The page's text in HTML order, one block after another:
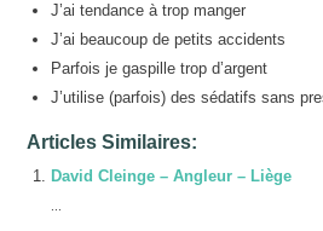
J’ai tendance à trop manger
J’ai beaucoup de petits accidents
Parfois je gaspille trop d’argent
J’utilise (parfois) des sédatifs sans
Articles Similaires:
David Cleinge – Angleur – Liège